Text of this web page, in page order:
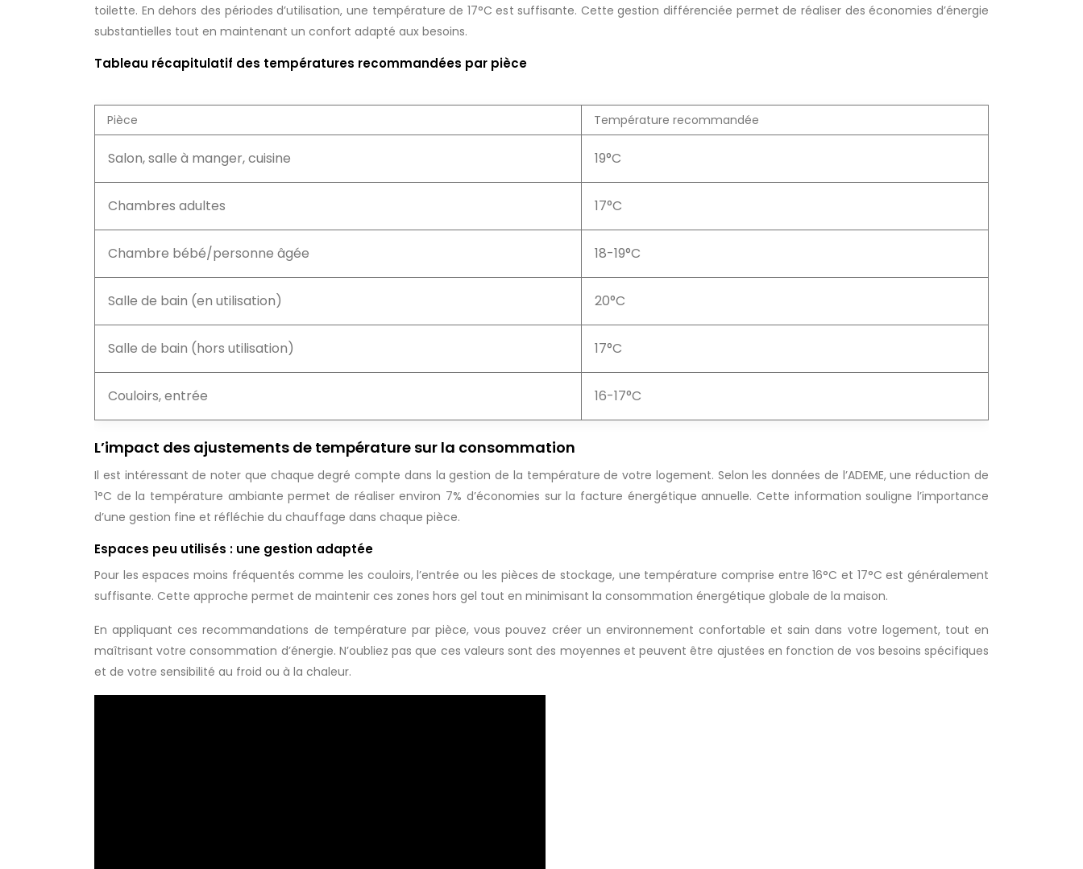
toilette. En dehors des périodes d’utilisation, une température de 17°C est suffisante. Cette gestion différenciée permet de réaliser des économies d’énergie
substantielles tout en maintenant un confort adapté aux besoins.
Tableau récapitulatif des températures recommandées par pièce
Pièce Température recommandée
Salon, salle à manger, cuisine 19°C
Chambres adultes 17°C
Chambre bébé/personne âgée 18-19°C
Salle de bain (en utilisation) 20°C
Salle de bain (hors utilisation) 17°C
Couloirs, entrée 16-17°C
L’impact des ajustements de température sur la consommation
Il est intéressant de noter que chaque degré compte dans la gestion de la température de votre logement. Selon les données de l’ADEME, une réduction de
1°C de la température ambiante permet de réaliser environ 7% d’économies sur la facture énergétique annuelle. Cette information souligne l’importance
d’une gestion fine et réfléchie du chauffage dans chaque pièce.
Espaces peu utilisés : une gestion adaptée
Pour les espaces moins fréquentés comme les couloirs, l’entrée ou les pièces de stockage, une température comprise entre 16°C et 17°C est généralement
suffisante. Cette approche permet de maintenir ces zones hors gel tout en minimisant la consommation énergétique globale de la maison.
En appliquant ces recommandations de température par pièce, vous pouvez créer un environnement confortable et sain dans votre logement, tout en
maîtrisant votre consommation d’énergie. N’oubliez pas que ces valeurs sont des moyennes et peuvent être ajustées en fonction de vos besoins spécifiques
et de votre sensibilité au froid ou à la chaleur.